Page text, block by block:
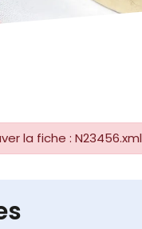
la fiche : N23456.xml